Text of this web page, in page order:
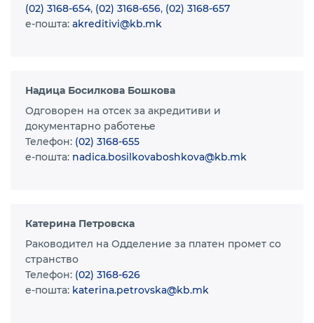
(02) 3168-654, (02) 3168-656, (02) 3168-657
e-пошта: akreditivi@kb.mk
Надица Босилкова Бошкова
Одговорен на отсек за акредитиви и
документарно работење
Телефон: (02) 3168-655
e-пошта: nadica.bosilkovaboshkova@kb.mk
Катерина Петровска
Раководител на Одделение за платен промет со
странство
Телефон: (02) 3168-626
e-пошта: katerina.petrovska@kb.mk